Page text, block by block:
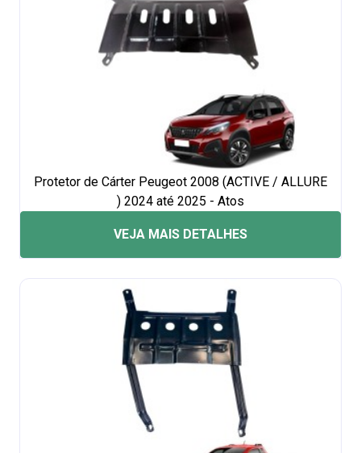
Protetor de Cárter Peugeot 2008 (ACTIVE / ALLURE
) 2024 até 2025 - Atos
VEJA MAIS DETALHES